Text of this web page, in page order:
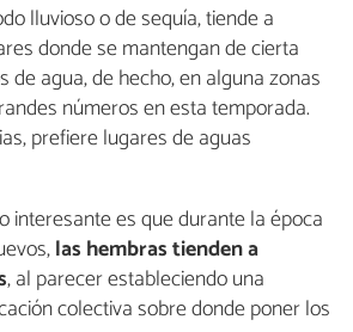
lluvioso o de sequía, tiende a
donde se mantengan de cierta
de agua, de hecho, en alguna zonas
números en esta temporada.
prefiere lugares de aguas
interesante es que durante la época
las hembras tienden a
, al parecer estableciendo una
colectiva sobre donde poner los